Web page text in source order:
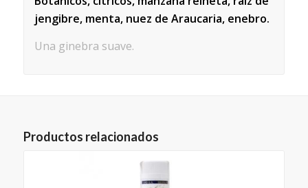
jengibre, menta, nuez de Araucaria, enebro.
Una ginebra suave.
Productos relacionados